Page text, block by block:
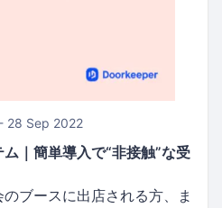
- 28 Sep 2022
｜簡単導入で“非接触”な受
ブースに出店される方、ま